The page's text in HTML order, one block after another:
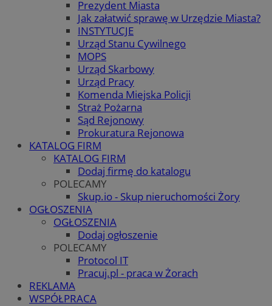
Prezydent Miasta
Jak załatwić sprawę w Urzędzie Miasta?
INSTYTUCJE
Urząd Stanu Cywilnego
MOPS
Urząd Skarbowy
Urząd Pracy
Komenda Miejska Policji
Straż Pożarna
Sąd Rejonowy
Prokuratura Rejonowa
KATALOG FIRM
KATALOG FIRM
Dodaj firmę do katalogu
POLECAMY
Skup.io - Skup nieruchomości Żory
OGŁOSZENIA
OGŁOSZENIA
Dodaj ogłoszenie
POLECAMY
Protocol IT
Pracuj.pl - praca w Żorach
REKLAMA
WSPÓŁPRACA